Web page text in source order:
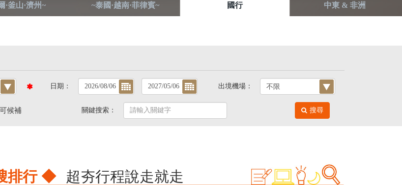
·釜山·濟州~
~泰國·越南·菲律賓~
國行
中東 & 非洲
日期： 出境機場：
可候補 關鍵搜索： 搜尋
排行 ◆ 超夯行程說走就走